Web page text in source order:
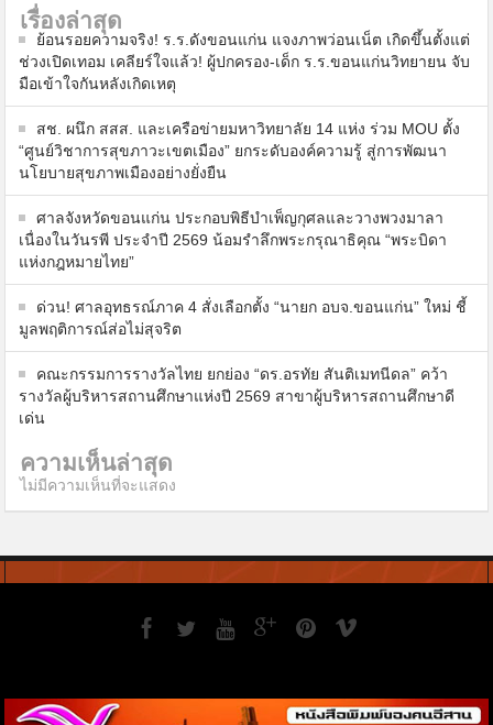
เรื่องล่าสุด
ย้อนรอยความจริง! ร.ร.ดังขอนแก่น แจงภาพว่อนเน็ต เกิดขึ้นตั้งแต่
ช่วงเปิดเทอม เคลียร์ใจแล้ว! ผู้ปกครอง-เด็ก ร.ร.ขอนแก่นวิทยายน จับ
มือเข้าใจกันหลังเกิดเหตุ
สช. ผนึก สสส. และเครือข่ายมหาวิทยาลัย 14 แห่ง ร่วม MOU ตั้ง
“ศูนย์วิชาการสุขภาวะเขตเมือง” ยกระดับองค์ความรู้ สู่การพัฒนา
นโยบายสุขภาพเมืองอย่างยั่งยืน
ศาลจังหวัดขอนแก่น ประกอบพิธีบำเพ็ญกุศลและวางพวงมาลา
เนื่องในวันรพี ประจำปี 2569 น้อมรำลึกพระกรุณาธิคุณ “พระบิดา
แห่งกฎหมายไทย”
ด่วน! ศาลอุทธรณ์ภาค 4 สั่งเลือกตั้ง “นายก อบจ.ขอนแก่น” ใหม่ ชี้
มูลพฤติการณ์ส่อไม่สุจริต
คณะกรรมการรางวัลไทย ยกย่อง “ดร.อรทัย สันติเมทนีดล” คว้า
รางวัลผู้บริหารสถานศึกษาแห่งปี 2569 สาขาผู้บริหารสถานศึกษาดี
เด่น
ความเห็นล่าสุด
ไม่มีความเห็นที่จะแสดง